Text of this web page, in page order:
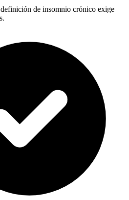
de insomnio crónico exige